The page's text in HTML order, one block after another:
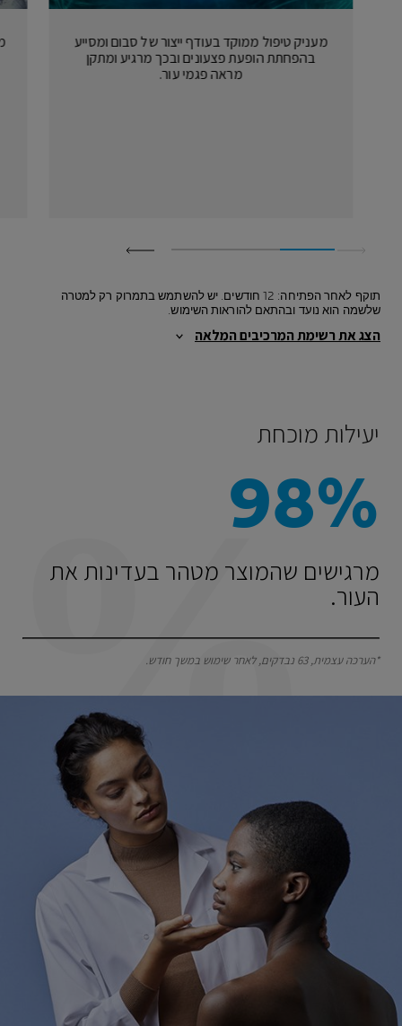
מעניק טיפול ממוקד בעודף ייצור של סבום ומסייע
בהפחתת הופעת פצעונים ובכך מרגיע ומתקן
מראה פגמי עור.
תוקף לאחר הפתיחה: 12 חודשים. יש להשתמש בתמרוק רק למטרה
שלשמה הוא נועד ובהתאם להוראות השימוש.
הצג את רשימת המרכיבים המלאה
יעילות מוכחת
98%
מרגישים שהמוצר מטהר בעדינות את
העור.
*הערכה עצמית, 63 נבדקים, לאחר שימוש במשך חודש.